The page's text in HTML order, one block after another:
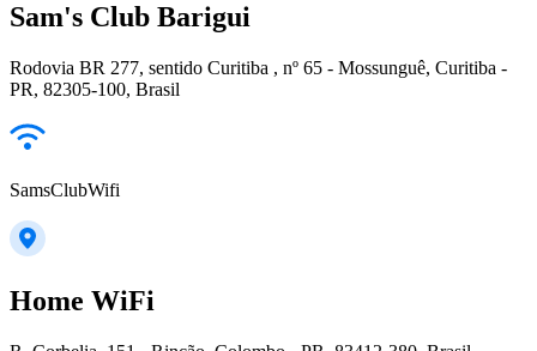
Sam's Club Barigui
Rodovia BR 277, sentido Curitiba , nº 65 - Mossunguê, Curitiba -
PR, 82305-100, Brasil
SamsClubWifi
Home WiFi